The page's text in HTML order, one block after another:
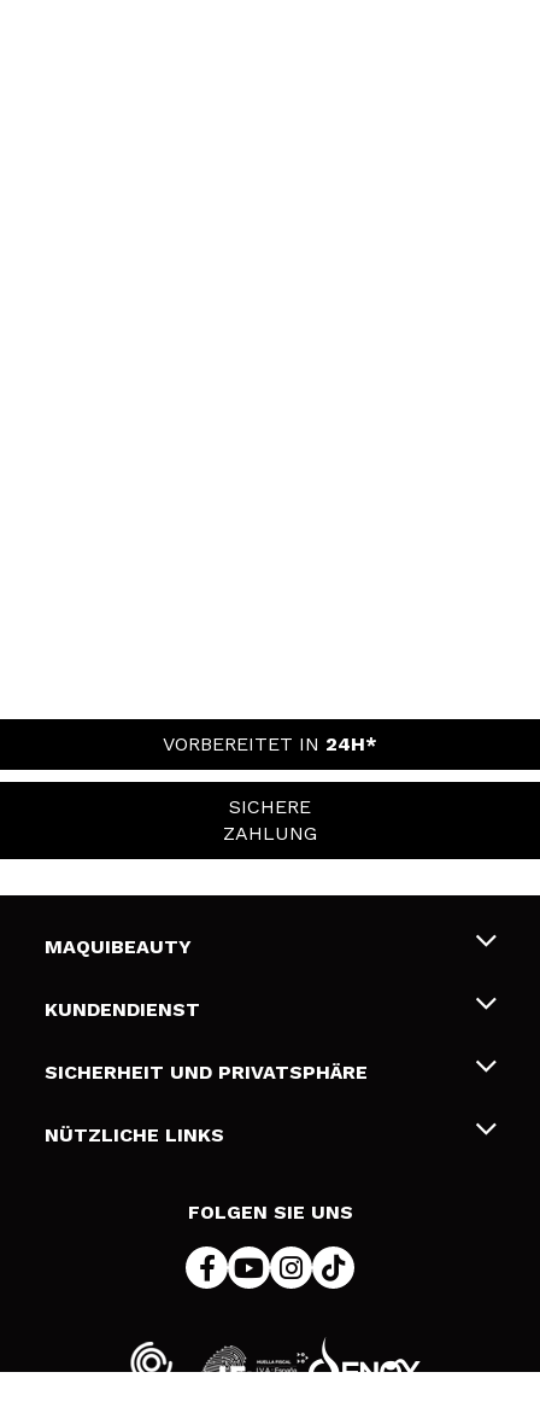
VORBEREITET IN 24H*
SICHERE
ZAHLUNG
MAQUIBEAUTY
Über uns
Geschenkkarten
KUNDENDIENST
Liefer- und Versandkosten
Zahlung
SICHERHEIT UND PRIVATSPHÄRE
Bedingungen und Datenschutz
NÜTZLICHE LINKS
FOLGEN SIE UNS